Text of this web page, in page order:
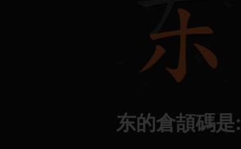
东的倉頡碼是: